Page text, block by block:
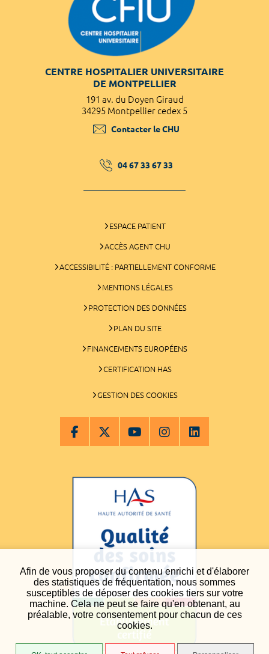
Afin de vous proposer du contenu enrichi et d'élaborer
des statistiques de fréquentation, nous sommes
susceptibles de déposer des cookies tiers sur votre
machine. Cela ne peut se faire qu'en obtenant, au
préalable, votre consentement pour chacun de ces
cookies.
CENTRE HOSPITALIER UNIVERSITAIRE
DE MONTPELLIER
191 av. du Doyen Giraud
34295 Montpellier cedex 5
Contacter le CHU
04 67 33 67 33
ESPACE PATIENT
ACCÈS AGENT CHU
ACCESSIBILITÉ : PARTIELLEMENT CONFORME
MENTIONS LÉGALES
PROTECTION DES DONNÉES
PLAN DU SITE
FINANCEMENTS EUROPÉENS
CERTIFICATION HAS
GESTION DES COOKIES